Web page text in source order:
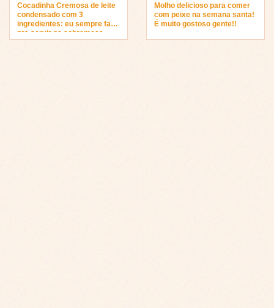
Cocadinha Cremosa de leite
condensado com 3
ingredientes: eu sempre faço
pra servir na sobremesa…
Molho delicioso para comer
com peixe na semana santa!
É muito gostoso gente!!